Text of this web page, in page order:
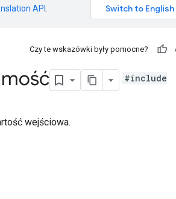
API
Czy te wskazówki były pomocne?
#include
wejściowa.